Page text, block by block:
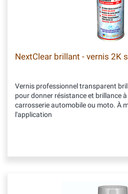
NextClear brillant - vernis 2K
Vernis professionnel transparent
pour donner résistance et brillance
carrosserie automobile ou moto. À
l'application